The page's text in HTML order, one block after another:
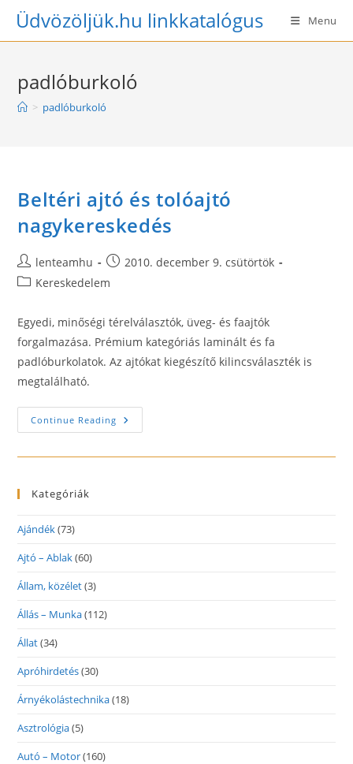
SkipÜdvözöljük.hu linkkatalógus Menu
padlóburkoló
> padlóburkoló
Beltéri ajtó és tolóajtó
nagykereskedés
Post
author:
lenteamhu
Post
published:
2010. december 9. csütörtök
PostKereskedelem
Egyedi, minőségi térelválasztók, üveg- és faajtók
forgalmazása. Prémium kategóriás laminált és fa
padlóburkolatok. Az ajtókat kiegészítő kilincsválaszték is
megtalálható.
Continue Reading Beltéri
Ajtó
Tolóajtó
Kategóriák
Ajándék(73)
Ajtó – Ablak(60)
Állam, közélet(3)
Állás – Munka(112)
Állat(34)
Apróhirdetés(30)
Árnyékolástechnika(18)
Asztrológia(5)
Autó – Motor(160)